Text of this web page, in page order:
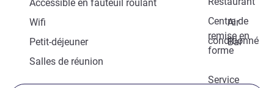
Accessible en fauteuil roulant
Centre de
remise en
forme
Wifi
Air
conditionné
Petit-déjeuner
Bar
Salles de réunion
Service